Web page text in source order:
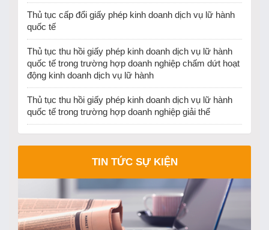
Thủ tục cấp đổi giấy phép kinh doanh dịch vụ lữ hành
quốc tế
Thủ tục thu hồi giấy phép kinh doanh dịch vụ lữ hành
quốc tế trong trường hợp doanh nghiệp chấm dứt hoạt
động kinh doanh dịch vụ lữ hành
Thủ tục thu hồi giấy phép kinh doanh dịch vụ lữ hành
quốc tế trong trường hợp doanh nghiệp giải thể
TIN TỨC SỰ KIỆN